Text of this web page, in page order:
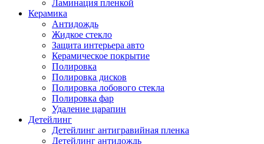
Ламинация пленкой
Керамика
Антидождь
Жидкое стекло
Защита интерьера авто
Керамическое покрытие
Полировка
Полировка дисков
Полировка лобового стекла
Полировка фар
Удаление царапин
Детейлинг
Детейлинг антигравийная пленка
Детейлинг антидождь